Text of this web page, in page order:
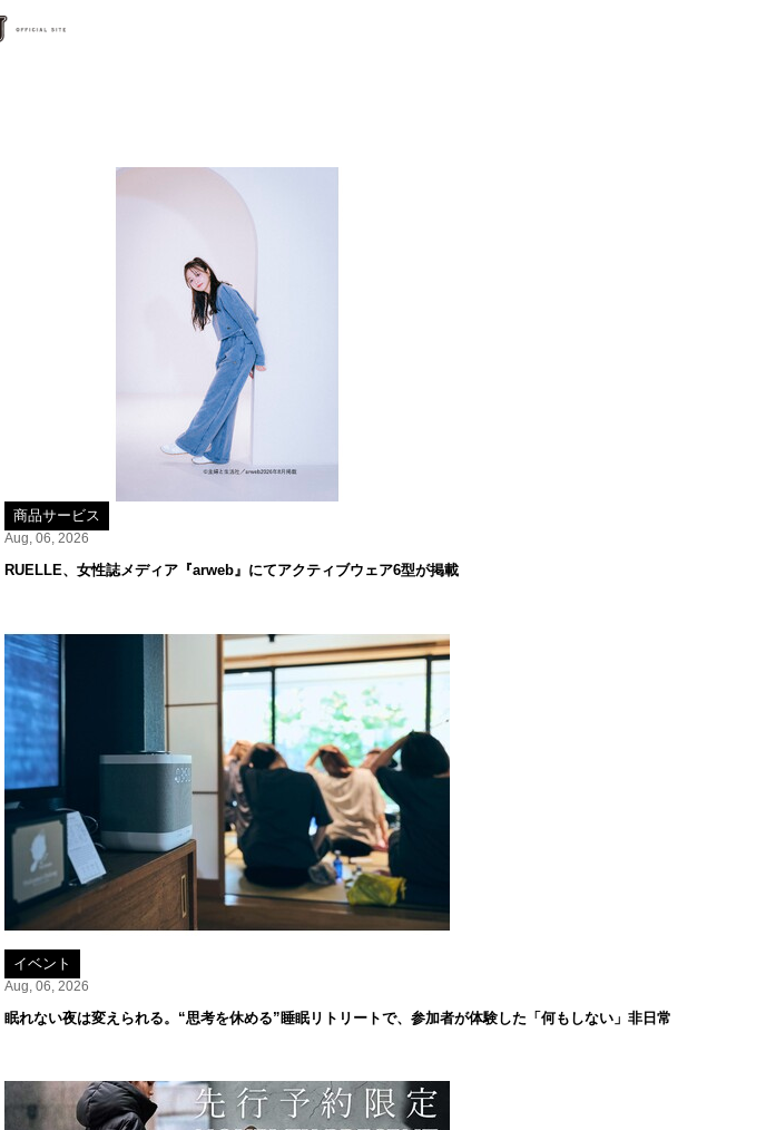
商品サービス
Aug, 06, 2026
RUELLE、女性誌メディア『arweb』にてアクティブウェア6型が掲載
イベント
Aug, 06, 2026
眠れない夜は変えられる。“思考を休める”睡眠リトリートで、参加者が体験した「何もしない」非日常